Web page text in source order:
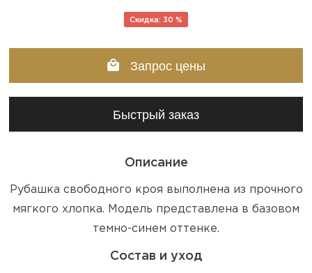
Скидка: 30 %
Запрос цены
Быстрый заказ
Описание
Рубашка свободного кроя выполнена из прочного
мягкого хлопка. Модель представлена в базовом
темно-синем оттенке.
Состав и уход